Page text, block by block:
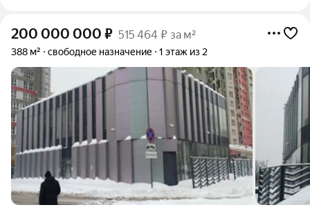
200 000 000 ₽ 515 464 ₽ за м²
388 м² свободное назначение 1 этаж из 2